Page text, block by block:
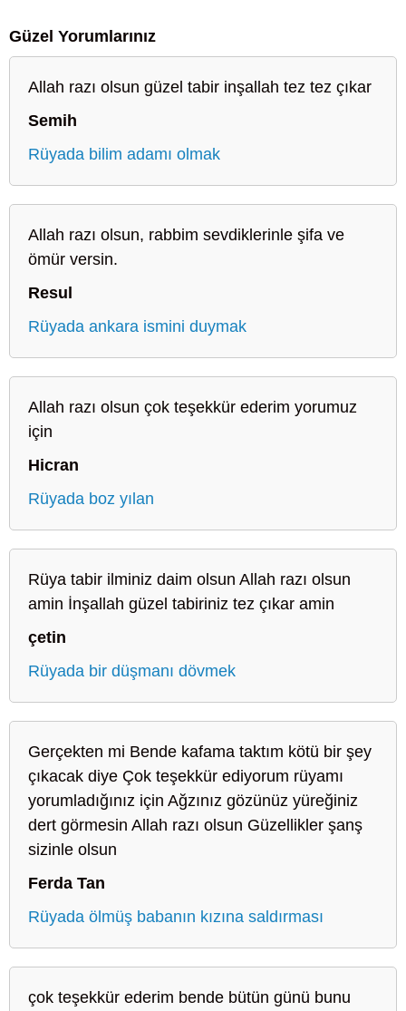
Güzel Yorumlarınız
Allah razı olsun güzel tabir inşallah tez tez çıkar
Semih
Rüyada bilim adamı olmak
Allah razı olsun, rabbim sevdiklerinle şifa ve
ömür versin.
Resul
Rüyada ankara ismini duymak
Allah razı olsun çok teşekkür ederim yorumuz
için
Hicran
Rüyada boz yılan
Rüya tabir ilminiz daim olsun Allah razı olsun
amin İnşallah güzel tabiriniz tez çıkar amin
çetin
Rüyada bir düşmanı dövmek
Gerçekten mi Bende kafama taktım kötü bir şey
çıkacak diye Çok teşekkür ediyorum rüyamı
yorumladığınız için Ağzınız gözünüz yüreğiniz
dert görmesin Allah razı olsun Güzellikler şanş
sizinle olsun
Ferda Tan
Rüyada ölmüş babanın kızına saldırması
çok teşekkür ederim bende bütün günü bunu